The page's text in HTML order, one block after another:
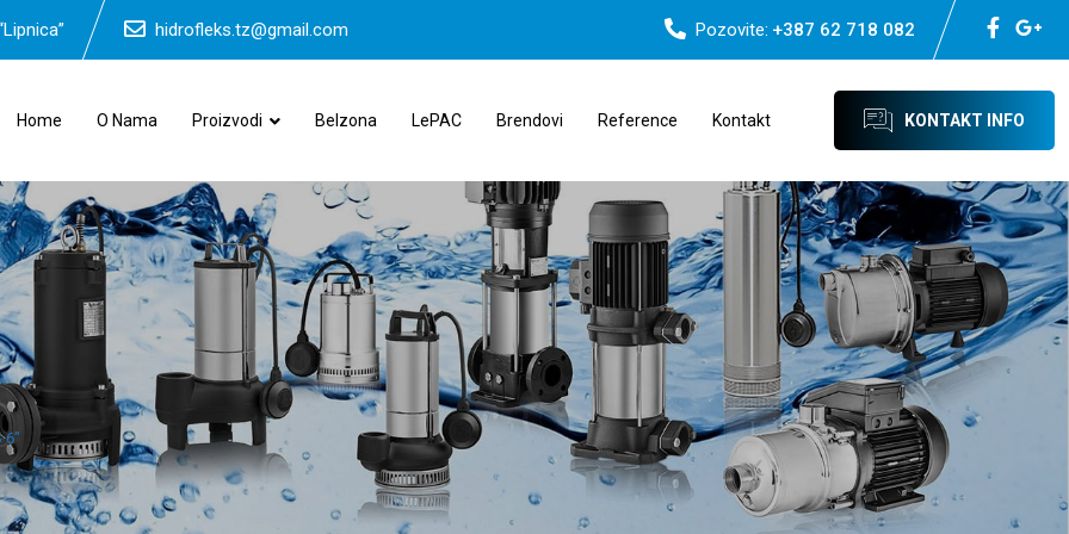
hidrofleks.tz@gmail.com Pozovite: +387 62 718 082
Home O Nama Proizvodi Belzona LePAC Brendovi Reference Kontakt KONTAKT INFO
6”